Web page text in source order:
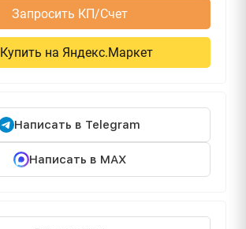
Запросить КП/Счет
Купить на Яндекс.Маркет
Написать в Telegram
Написать в MAX